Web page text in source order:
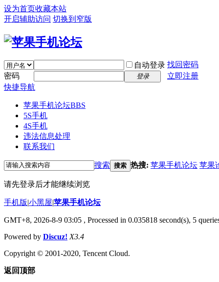
设为首页收藏本站
开启辅助访问 切换到窄版
自动登录 找回密码
密码
登录
立即注册
快捷导航
苹果手机论坛BBS
5S手机
4S手机
违法信息处理
联系我们
搜索 搜索 热搜: 苹果手机论坛 苹果
请先登录后才能继续浏览
手机版|小黑屋|苹果手机论坛
GMT+8, 2026-8-9 03:05 , Processed in 0.035818 second(s), 5
Powered by Discuz! X3.4
Copyright © 2001-2020, Tencent Cloud.
返回顶部